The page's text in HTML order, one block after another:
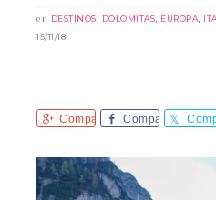
en DESTINOS, DOLOMITAS, EUROPA,
15/11/18
Comparte Comparte